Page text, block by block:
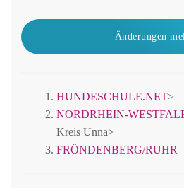
Änderungen
HUNDESCHULE.NET>
NORDRHEIN-
Kreis Unna>
FRÖNDENBERG/RUHR